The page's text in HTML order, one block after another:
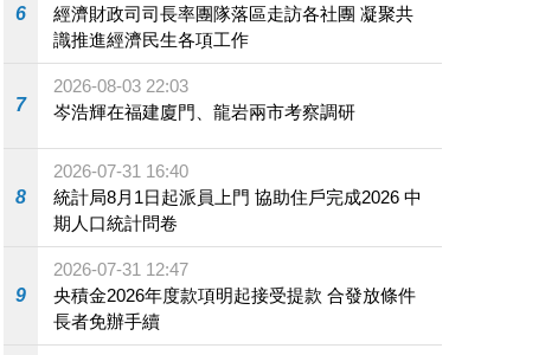
6
經濟財政司司長率團隊落區走訪各社團 凝聚共
識推進經濟民生各項工作
7
2026-08-03 22:03
岑浩輝在福建廈門、龍岩兩市考察調研
8
2026-07-31 16:40
統計局8月1日起派員上門 協助住戶完成2026 中
期人口統計問卷
9
2026-07-31 12:47
央積金2026年度款項明起接受提款 合發放條件
長者免辦手續